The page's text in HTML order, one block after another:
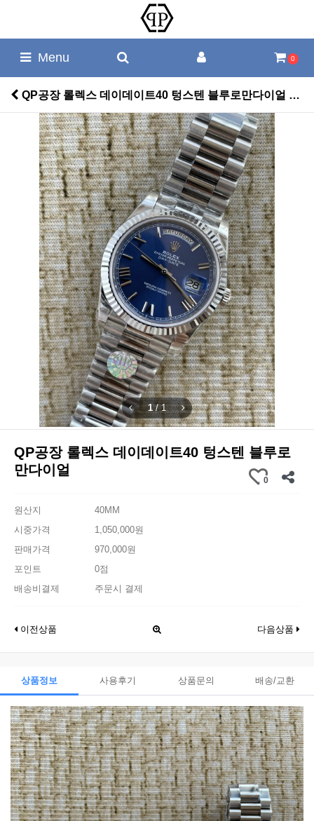
Menu 0
QP공장 롤렉스 데이데이트40 텅스텐 블루로만다이얼 > 롤렉스
1/1
QP공장 롤렉스 데이데이트40 텅스텐 블루로
만다이얼
0
원산지
40MM
시중가격
1,050,000원
판매가격
970,000원
포인트
0점
배송비결제
주문시 결제
이전상품 다음상품
상품정보 사용후기 상품문의 배송/교환